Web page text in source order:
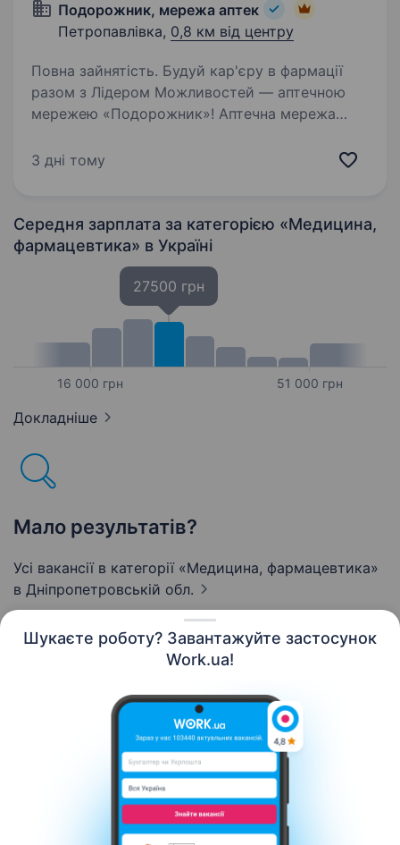
Шукаєте роботу? Завантажуйте застосунок
Work.ua!
Подорожник, мережа аптек
Петропавлівка, 0,8 км від центру
Повна зайнятість. Будуй кар'єру в фармації
разом з Лідером Можливостей — аптечною
мережею «Подорожник»! Аптечна мережа
в Україні, що об'єднує понад 2000 аптек і
3 дні тому
Середня зарплата за категорією «Медицина,
фармацевтика» в Україні
16 000 грн
27500 грн
51 000 грн
Докладніше
Мало результатів?
Усі вакансії в категорії «Медицина, фармацевтика»
в Дніпропетровській обл.
Контакти Про нас Кар’єра